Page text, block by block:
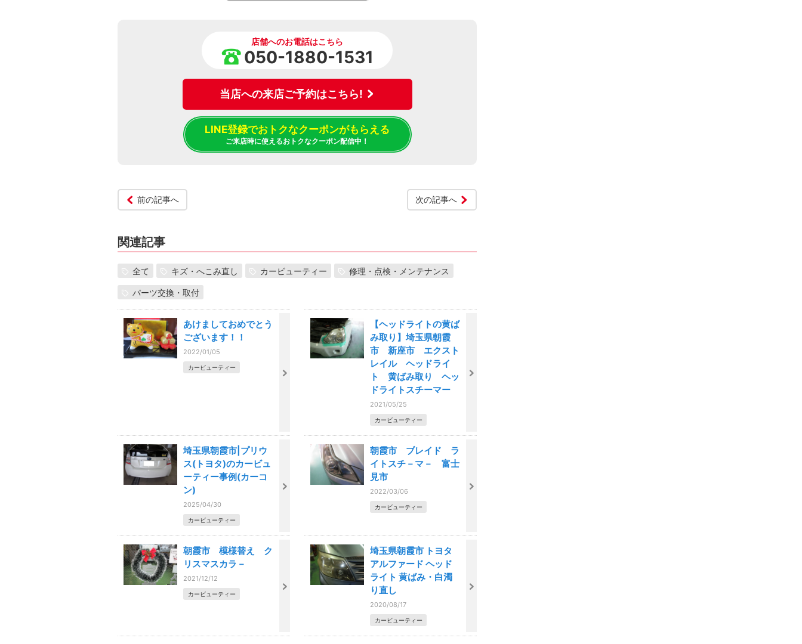
店舗へのお電話はこちら
050-1880-1531
当店への来店ご予約はこちら!
LINE登録でおトクなクーポンがもらえる
ご来店時に使えるおトクなクーポン配信中！
前の記事へ 次の記事へ
関連記事
全て キズ・へこみ直し カービューティー 修理・点検・メンテナンス
パーツ交換・取付
あけましておめでとう
ございます！！
2022/01/05
カービューティー
【ヘッドライトの黄ば
み取り】埼玉県朝霞
市 新座市 エクスト
レイル ヘッドライ
ト 黄ばみ取り ヘッ
ドライトスチーマー
2021/05/25
カービューティー
埼玉県朝霞市|プリウ
ス(トヨタ)のカービュ
ーティー事例(カーコ
ン)
2025/04/30
カービューティー
朝霞市 ブレイド ラ
イトスチ－マ－ 富士
見市
2022/03/06
カービューティー
朝霞市 模様替え ク
リスマスカラ－
2021/12/12
カービューティー
埼玉県朝霞市 トヨタ
アルファード ヘッド
ライト 黄ばみ・白濁
り直し
2020/08/17
カービューティー